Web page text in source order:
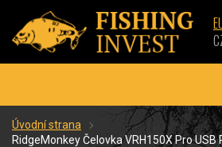
Úvodní strana
RidgeMonkey Čelovka VRH150X Pro